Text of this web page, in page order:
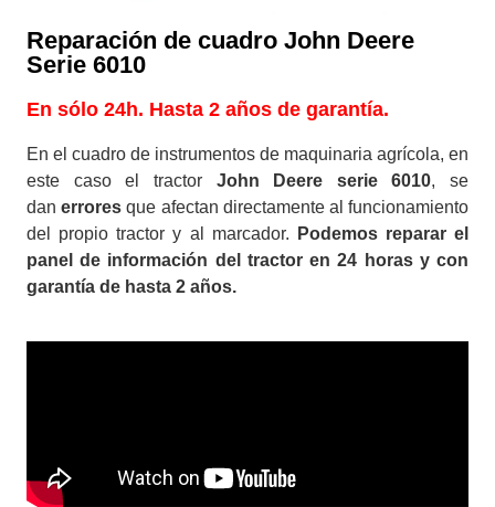
Reparación de cuadro John Deere
Serie 6010
En sólo 24h. Hasta 2 años de garantía.
En el cuadro de instrumentos de maquinaria agrícola, en
este caso el tractor John Deere serie 6010, se
danerrores que afectan directamente al funcionamiento
del propio tractor y al marcador.
Podemos reparar el
panel de información del tractor en 24 horas y con
garantía de hasta 2 años.